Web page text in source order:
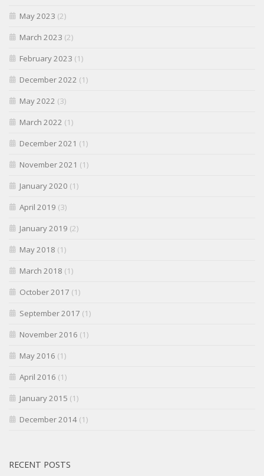
May 2023 (2)
March 2023 (2)
February 2023 (1)
December 2022 (1)
May 2022 (3)
March 2022 (1)
December 2021 (1)
November 2021 (1)
January 2020 (1)
April 2019 (3)
January 2019 (2)
May 2018 (1)
March 2018 (1)
October 2017 (1)
September 2017 (1)
November 2016 (1)
May 2016 (1)
April 2016 (1)
January 2015 (1)
December 2014 (1)
RECENT POSTS